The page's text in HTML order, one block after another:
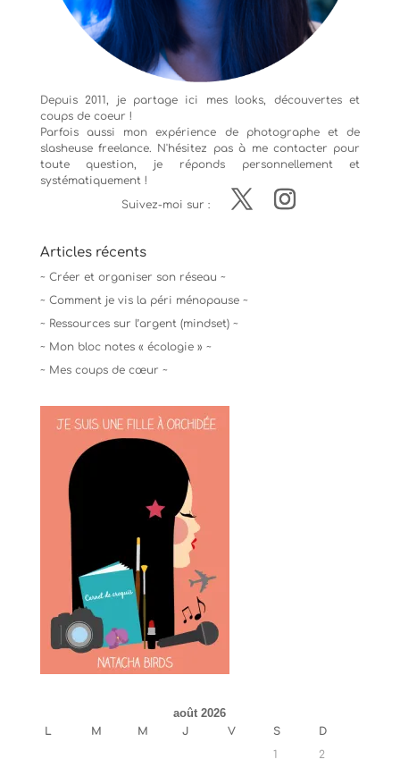
Depuis 2011, je partage ici mes looks, découvertes et
coups de coeur !
Parfois aussi mon expérience de photographeet de
slasheuse freelance. N'hésitez pas à me contacter pour
toute question, je réponds personnellement et
systématiquement !
Suivez-moi sur :
Articles récents
~ Créer et organiser son réseau ~
~ Comment je vis la péri ménopause ~
~ Ressources sur l’argent (mindset) ~
~ Mon bloc notes « écologie » ~
~ Mes coups de cœur ~
août 2026
L M M J V S
D
1
2